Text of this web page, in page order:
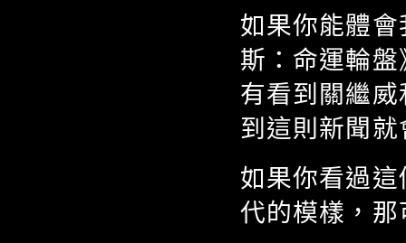
如果你能體
斯：命運輪
有看到關繼
到這則新聞
如果你看過
代的模樣，